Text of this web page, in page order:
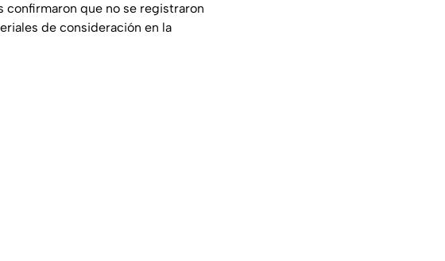
que no se registraron
de consideración en la